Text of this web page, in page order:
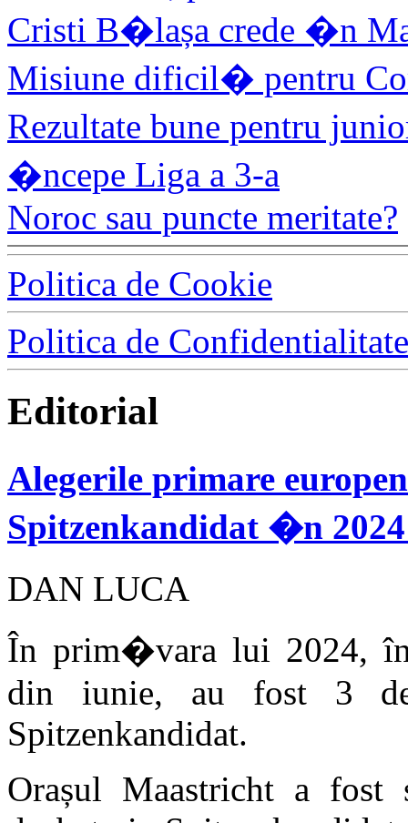
Cristi B�lașa crede �n
Misiune dificil� pentru
Rezultate bune pentru
�ncepe Liga a 3-a
Noroc sau puncte meritate?
Politica de Cookie
Politica de Confidentialitate
Editorial
Alegerile primare
Spitzenkandidat �n
DAN LUCA
În prim�vara lui 2024,
din iunie, au fost 3
Spitzenkandidat.
Orașul Maastricht a fost